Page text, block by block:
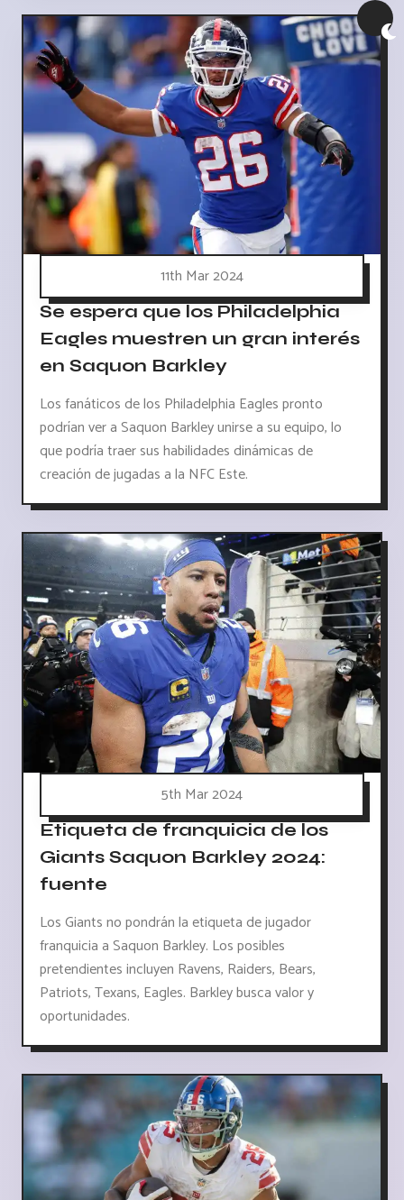
11th Mar 2024
Se espera que los Philadelphia
Eagles muestren un gran interés
en Saquon Barkley
Los fanáticos de los Philadelphia Eagles pronto
podrían ver a Saquon Barkley unirse a su equipo, lo
que podría traer sus habilidades dinámicas de
creación de jugadas a la NFC Este.
5th Mar 2024
Etiqueta de franquicia de los
Giants Saquon Barkley 2024:
fuente
Los Giants no pondrán la etiqueta de jugador
franquicia a Saquon Barkley. Los posibles
pretendientes incluyen Ravens, Raiders, Bears,
Patriots, Texans, Eagles. Barkley busca valor y
oportunidades.